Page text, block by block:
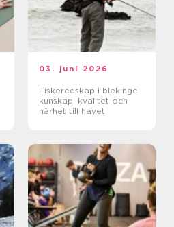
03. juni 2026
Fiskeredskap i blekinge
kunskap, kvalitet och
närhet till havet